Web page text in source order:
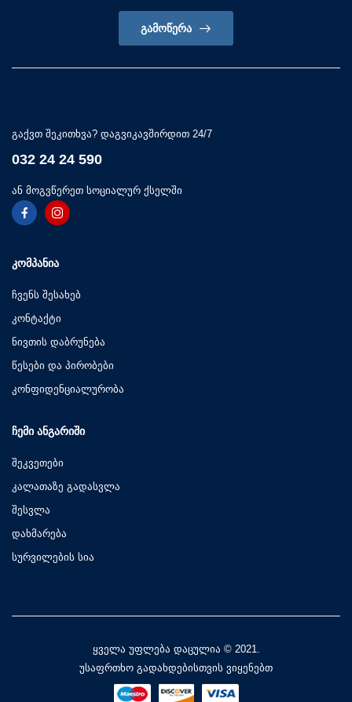
ᲒᲐᲛᲝᲬᲔᲠᲐ
გაქვთ შეკითხვა? დაგვიკავშირდით 24/7
032 24 24 590
ან მოგვწერეთ სოციალურ ქსელში
ᲙᲝᲛᲞᲐᲜᲘᲐ
ჩვენს შესახებ
კონტაქტი
ნივთის დაბრუნება
წესები და პირობები
კონფიდენციალურობა
ᲩᲔᲛᲘ ᲐᲜᲒᲐᲠᲘᲨᲘ
შეკვეთები
კალათაზე გადასვლა
შესვლა
დახმარება
სურვილების სია
ყველა უფლება დაცულია © 2021.
უსაფრთხო გადახდებისთვის ვიყენებთ